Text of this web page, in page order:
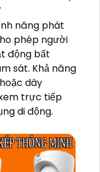
năng phát
phép người
động bất
sát. Khả năng
dây
trực tiếp
di động.